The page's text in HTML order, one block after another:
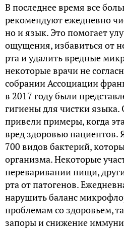
В последнее время все
рекомендуют ежедневно
но и язык. Это помогает
ощущения, избавиться от
рта и удалить вредные
некоторые врачи не
собрании Ассоциации
в 2017 году были
гигиены для чистки
привели примеры, когда
вред здоровью пациентов.
700 видов бактерий,
организма. Некоторые
переваривании пищи,
рта от патогенов.
нарушить баланс
проблемам со здоровьем,
запоры и снижение